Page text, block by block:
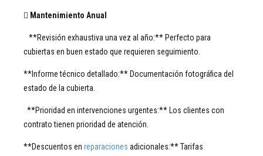
 Mantenimiento Anual
**Revisión exhaustiva una vez al año:** Perfecto para
cubiertas en buen estado que requieren seguimiento.
**Informe técnico detallado:** Documentación fotográfica del
estado de la cubierta.
**Prioridad en intervenciones urgentes:** Los clientes con
contrato tienen prioridad de atención.
**Descuentos en reparaciones adicionales:** Tarifas